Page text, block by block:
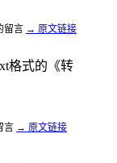
留言 → 原文链接
格式的《转
言 → 原文链接